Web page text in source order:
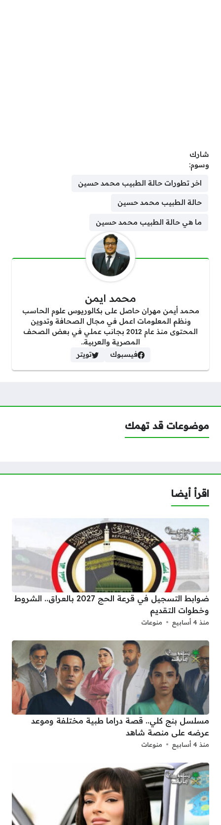
شارك
وسوم:
اخر تطورات حالة الطبيب محمد حسين
حالة الطبيب محمد حسين
ما هي حالة الطبيب محمد حسين
محمد ايمن
محمد أيمن مهران حاصل على بكالوريوس علوم الحاسب
ونظم المعلومات اعمل في مجال الصحافة وتدوين
المحتوى منذ عام 2012 بجانب عملي في بعض الصحف
المصرية والعربية..
فيسبوك
تويتر
موضوعات قد تهمك
اقرأ أيضا
ضوابط التسجيل في قرعة الحج 2027 بالعراق.. الشروط
وخطوات التقديم
منذ 4 أسابيع منوعات
مسلسل بنج كلي.. قصة دراما طبية مختلفة وموعد
عرضه على منصة شاهد
منذ 4 أسابيع منوعات